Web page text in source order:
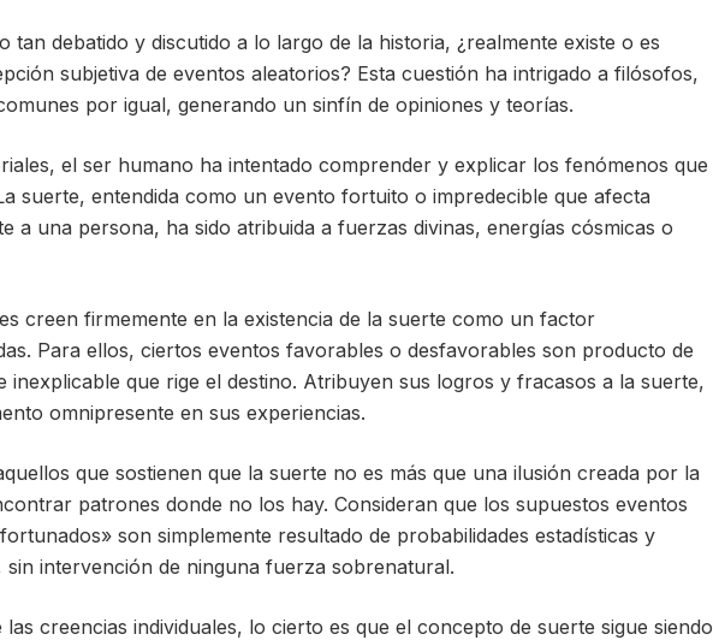
tan debatido y discutido a lo largo de la historia, ¿realmente existe o es
subjetiva de eventos aleatorios? Esta cuestión ha intrigado a filósofos,
por igual, generando un sinfín de opiniones y teorías.
el ser humano ha intentado comprender y explicar los fenómenos que
suerte, entendida como un evento fortuito o impredecible que afecta
a una persona, ha sido atribuida a fuerzas divinas, energías cósmicas o
creen firmemente en la existencia de la suerte como un factor
Para ellos, ciertos eventos favorables o desfavorables son producto de
inexplicable que rige el destino. Atribuyen sus logros y fracasos a la suerte,
omnipresente en sus experiencias.
que sostienen que la suerte no es más que una ilusión creada por la
patrones donde no los hay. Consideran que los supuestos eventos
son simplemente resultado de probabilidades estadísticas y
sin intervención de ninguna fuerza sobrenatural.
las creencias individuales, lo cierto es que el concepto de suerte sigue siendo